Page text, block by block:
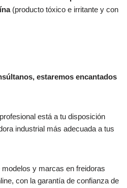
(producto tóxico e irritante y con
estaremos encantados
está a tu disposición
industrial más adecuada a tus
y marcas en freidoras
con la garantía de confianza de